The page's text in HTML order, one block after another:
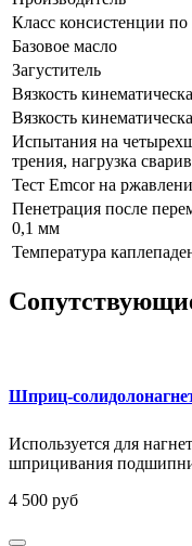
Класс консистенции
Базовое масло
Загуститель
Вязкость
Вязкость
Испытания на
трения, нагрузка
Тест Emcor на
Пенетрация после
0,1 мм
Температура
Шприц-
Используется для
шприцивания
4 500 руб